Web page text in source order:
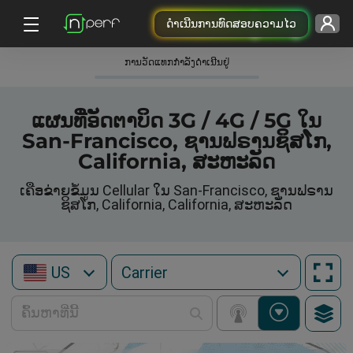
ດຳເນີນການທົດສອບຄວາມໄວ
ການວັດແທກກໍາລັງດໍາເນີນຢູ່
ແຜນທີ່ອັດຕາບິດ 3G / 4G / 5G ໃນ
San-Francisco, ຊານຟຣານຊິສໂກ,
California, ສະຫະລັດ
ເຄືອຂ່າຍຂໍ້ມູນ Cellular ໃນ San-Francisco, ຊານຟຣານ
ຊິສໂກ, California, California, ສະຫະລັດ
US